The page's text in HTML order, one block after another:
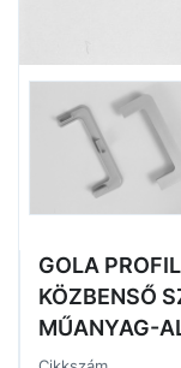
GOLA
KÖZBENSŐ
MŰANYAG-